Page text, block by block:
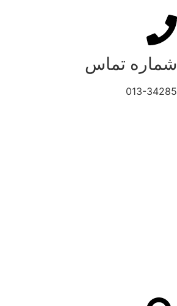
شماره تماس
013-34285